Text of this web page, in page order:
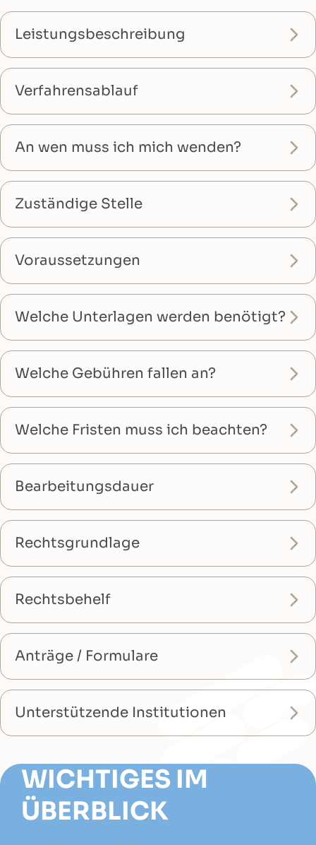
Leistungsbeschreibung
Verfahrensablauf
An wen muss ich mich wenden?
Zuständige Stelle
Voraussetzungen
Welche Unterlagen werden benötigt?
Welche Gebühren fallen an?
Welche Fristen muss ich beachten?
Bearbeitungsdauer
Rechtsgrundlage
Rechtsbehelf
Anträge / Formulare
Unterstützende Institutionen
WICHTIGES IM
ÜBERBLICK